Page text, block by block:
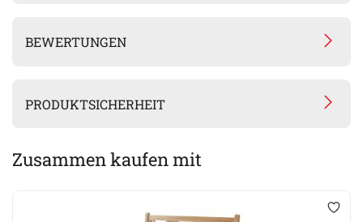
BEWERTUNGEN
PRODUKTSICHERHEIT
Zusammen kaufen mit